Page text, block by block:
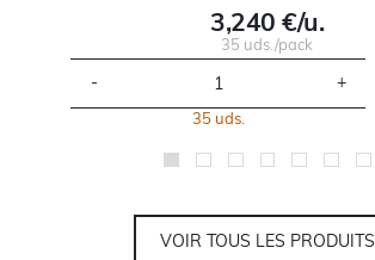
3,240 €/u.
35 uds./pack
- +
35 uds.
VOIR TOUS LES PRODUITS